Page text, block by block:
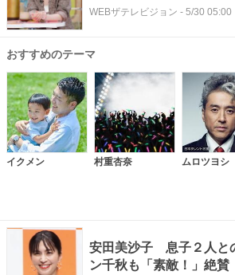
る」徳井義実らも参戦＜
WEBザテレビジョン - 5/30 05:00
おすすめのテーマ
イクメン 村重杏奈 ムロツヨシ
安田美沙子 息子２人と
ン千秋も「素敵！」絶